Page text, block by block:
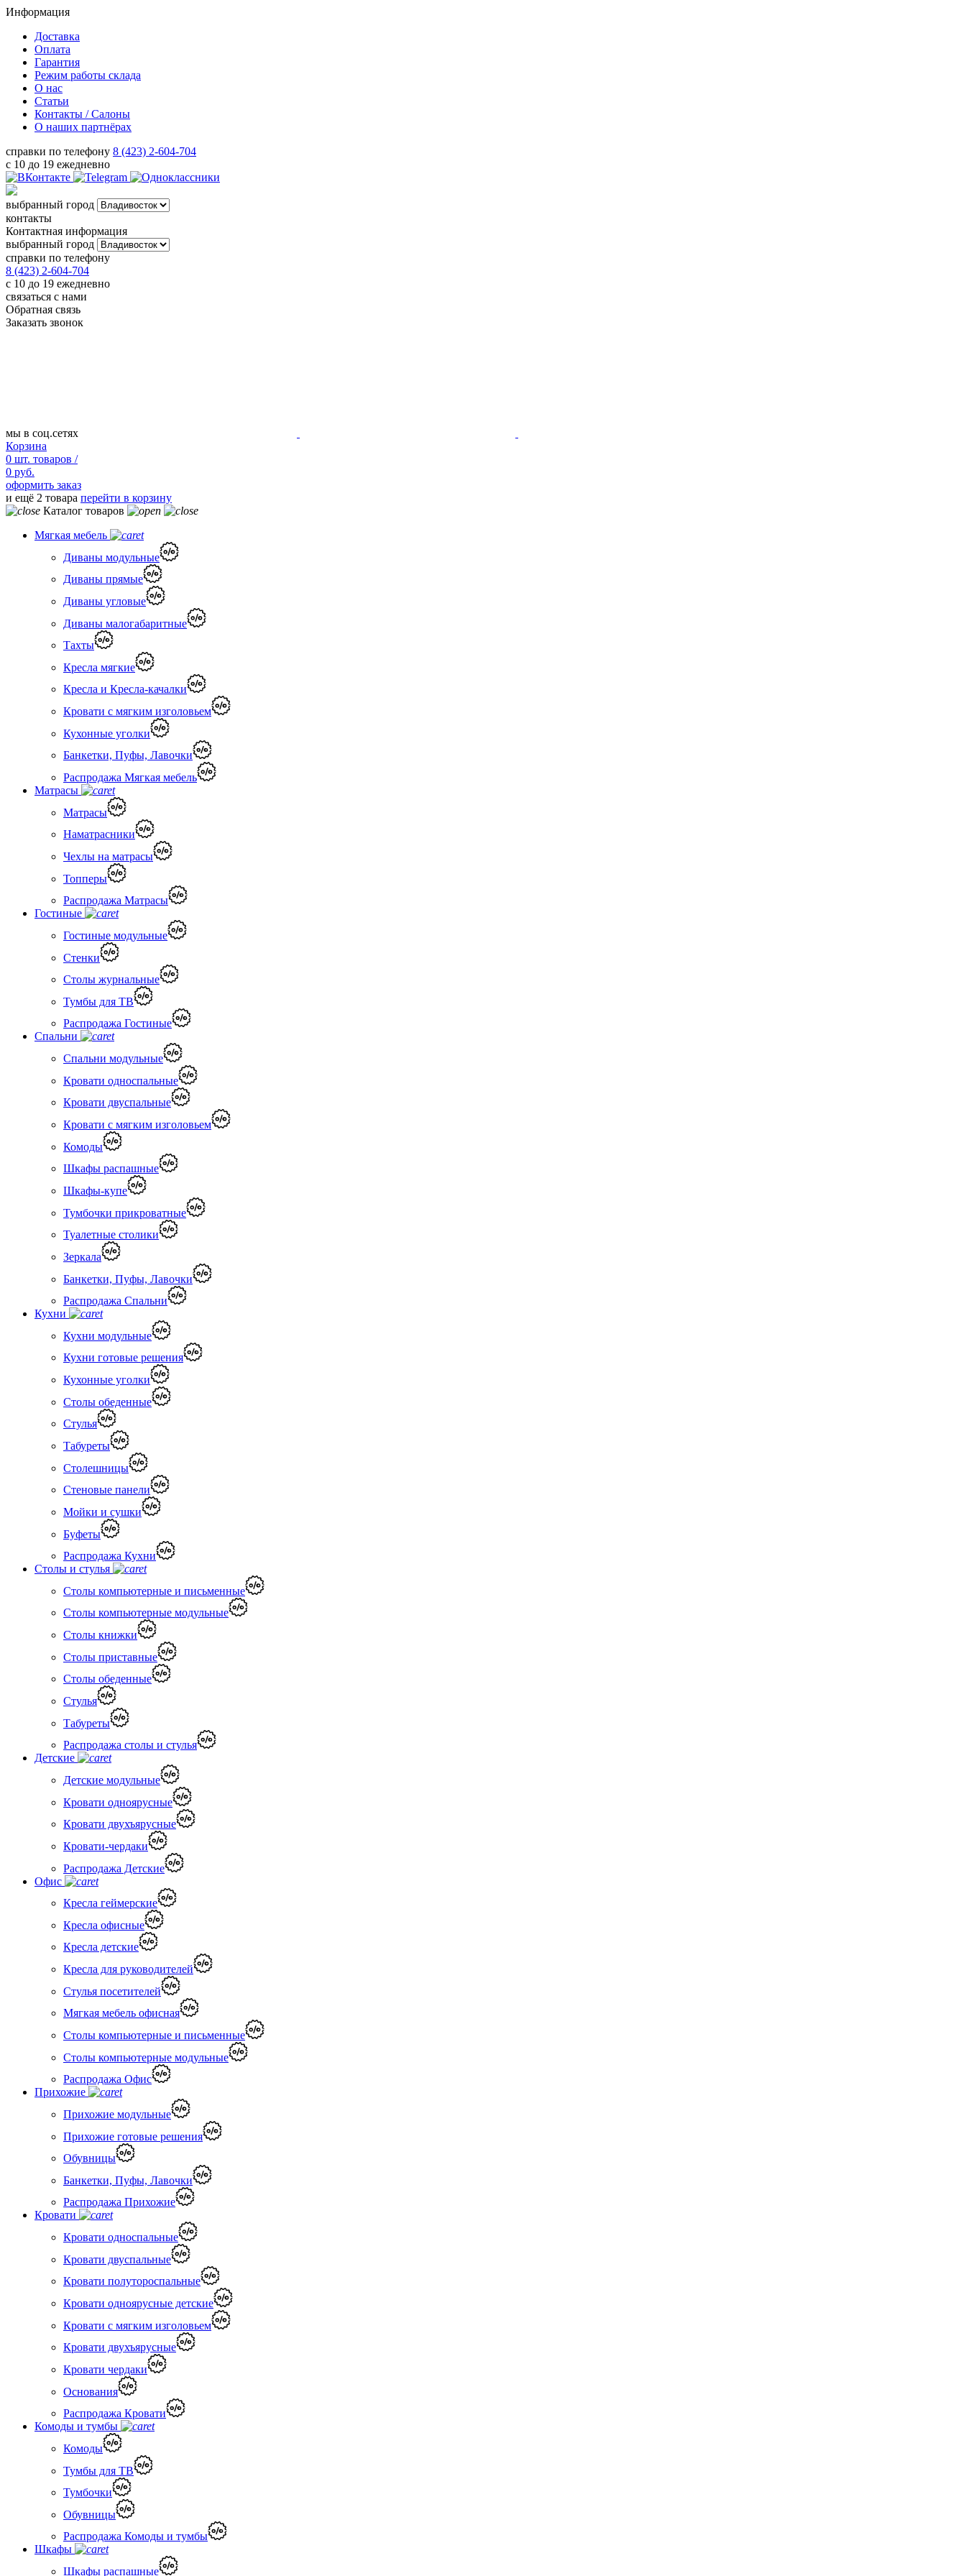
Информация
Доставка
Оплата
Гарантия
Режим работы склада
О нас
Статьи
Контакты / Салоны
О наших партнёрах
справки по телефону 8 (423) 2-604-704
с 10 до 19 ежедневно
выбранный город
контакты
Контактная информация
выбранный город
справки по телефону
8 (423) 2-604-704
с 10 до 19 ежедневно
связаться с нами
Обратная связь
Заказать звонок
мы в соц.сетях
Корзина
0 шт. товаров /
0 руб.
оформить заказ
и ещё 2 товара перейти в корзину
Каталог товаров
Мягкая мебель
Диваны модульные
Диваны прямые
Диваны угловые
Диваны малогабаритные
Тахты
Кресла мягкие
Кресла и Кресла-качалки
Кровати с мягким изголовьем
Кухонные уголки
Банкетки, Пуфы, Лавочки
Распродажа Мягкая мебель
Матрасы
Матрасы
Наматрасники
Чехлы на матрасы
Топперы
Распродажа Матрасы
Гостиные
Гостиные модульные
Стенки
Столы журнальные
Тумбы для ТВ
Распродажа Гостиные
Спальни
Спальни модульные
Кровати односпальные
Кровати двуспальные
Кровати с мягким изголовьем
Комоды
Шкафы распашные
Шкафы-купе
Тумбочки прикроватные
Туалетные столики
Зеркала
Банкетки, Пуфы, Лавочки
Распродажа Спальни
Кухни
Кухни модульные
Кухни готовые решения
Кухонные уголки
Столы обеденные
Стулья
Табуреты
Столешницы
Стеновые панели
Мойки и сушки
Буфеты
Распродажа Кухни
Столы и стулья
Столы компьютерные и письменные
Столы компьютерные модульные
Столы книжки
Столы приставные
Столы обеденные
Стулья
Табуреты
Распродажа столы и стулья
Детские
Детские модульные
Кровати одноярусные
Кровати двухъярусные
Кровати-чердаки
Распродажа Детские
Офис
Кресла геймерские
Кресла офисные
Кресла детские
Кресла для руководителей
Стулья посетителей
Мягкая мебель офисная
Столы компьютерные и письменные
Столы компьютерные модульные
Распродажа Офис
Прихожие
Прихожие модульные
Прихожие готовые решения
Обувницы
Банкетки, Пуфы, Лавочки
Распродажа Прихожие
Кровати
Кровати односпальные
Кровати двуспальные
Кровати полутороспальные
Кровати одноярусные детские
Кровати с мягким изголовьем
Кровати двухъярусные
Кровати чердаки
Основания
Распродажа Кровати
Комоды и тумбы
Комоды
Тумбы для ТВ
Тумбочки
Обувницы
Распродажа Комоды и тумбы
Шкафы
Шкафы распашные